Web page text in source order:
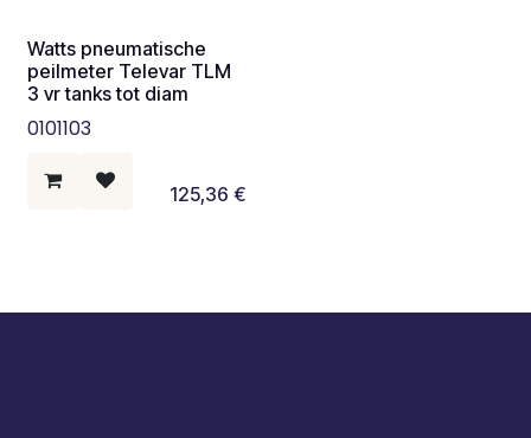
Watts pneumatische
peilmeter Televar TLM
3 vr tanks tot diam
0101103
125,36 €